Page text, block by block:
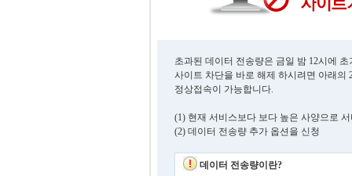
초과된 데이터 전송량은 금일 밤 12시에
사이트 차단을 바로 해제 하시려면 아래의
정상접속이 가능합니다.
(1) 현재 서비스보다 보다 높은 사양으로
(2) 데이터 전송량 추가 옵션을 신청
데이터 전송량이란?